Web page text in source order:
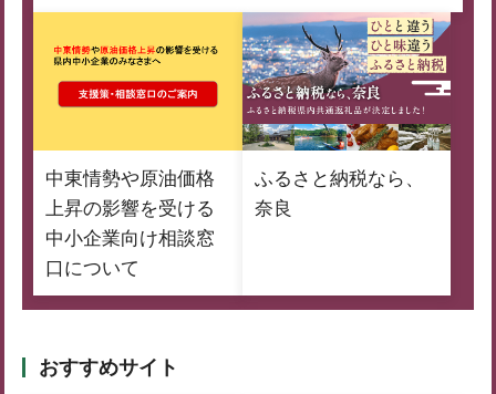
中東情勢や原油価格
上昇の影響を受ける
中小企業向け相談窓
口について
ふるさと納税なら、
奈良
おすすめサイト